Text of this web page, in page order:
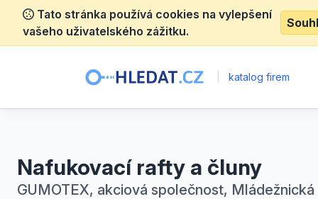
Tato stránka používá cookies na vylepšení
vašeho uživatelského zážitku.
katalog firem
Nafukovací rafty a čluny
GUMOTEX, akciová společnost, Mládežnická